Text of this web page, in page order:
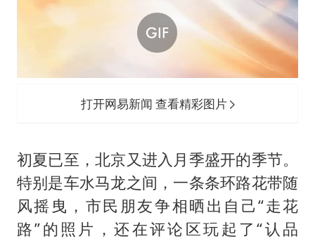
浙江省甬江发生2026年第1号洪水
以军士兵把枪口对准中国记者
曹颖儿子首次演长剧
“开学三件套”全线暴涨
打开网易新闻 查看精彩图片
初夏已至，北京又进入月季盛开的季节。
特别是车水马龙之间，一条条环路花带随
风摇曳，市民朋友争相晒出自己“走花
路”的照片，还在评论区玩起了“认品